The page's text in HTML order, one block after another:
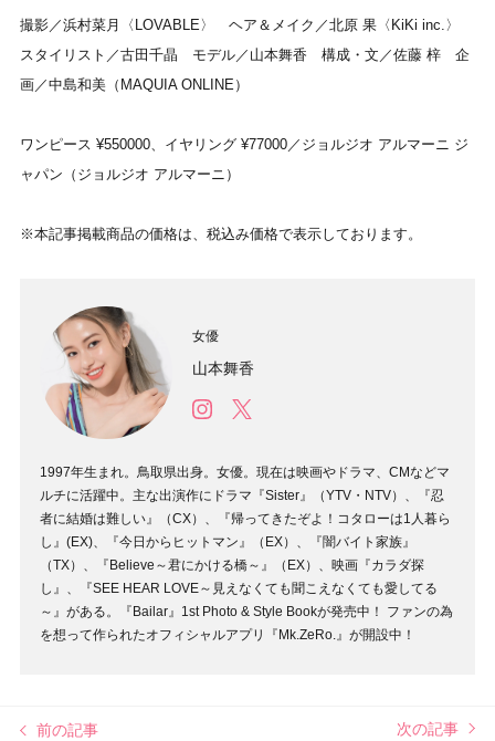
撮影／浜村菜月〈LOVABLE〉 ヘア＆メイク／北原 果〈KiKi inc.〉
スタイリスト／古田千晶 モデル／山本舞香 構成・文／佐藤 梓 企
画／中島和美（MAQUIA ONLINE）
ワンピース ¥550000、イヤリング ¥77000／ジョルジオ アルマーニ ジ
ャパン（ジョルジオ アルマーニ）
※本記事掲載商品の価格は、税込み価格で表示しております。
女優
山本舞香
1997年生まれ。鳥取県出身。女優。現在は映画やドラマ、CMなどマ
ルチに活躍中。主な出演作にドラマ『Sister』（YTV・NTV）、『忍
者に結婚は難しい』（CX）、『帰ってきたぞよ！コタローは1人暮ら
し』(EX)、『今日からヒットマン』（EX）、『闇バイト家族』
（TX）、『Believe～君にかける橋～』（EX）、映画『カラダ探
し』、『SEE HEAR LOVE～見えなくても聞こえなくても愛してる
～』がある。『Bailar』1st Photo & Style Bookが発売中！ ファンの為
を想って作られたオフィシャルアプリ『Mk.ZeRo.』が開設中！
前の記事 次の記事